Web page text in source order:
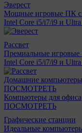
Эверест
Мощные игровые ПК с
Intel Core i5/i7/i9 и
Рассвет
Премиальные
Intel Core i5/i7/i9 и
Домашние компьютеры
ПОСМОТРЕТЬ
Компьютеры для офиса
ПОСМОТРЕТЬ
Графические станции
Идеальные